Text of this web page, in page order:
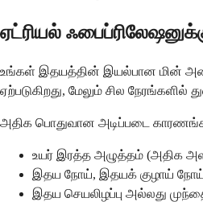
ஏட்ரியல்
உங்கள் இதயத்தின் இயல்பான மின்
ஏற்படுகிறது, மேலும் சில
அதிக பொதுவான அடிப்படை
உயர் இரத்த அழுத்தம் (அதிக
இதய நோய், இதயக் குழாய் நோய்
இதய செயலிழப்பு அல்லது